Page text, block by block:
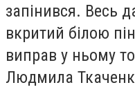
запінився. Весь
вкритий білою
виправ у ньому
Людмила